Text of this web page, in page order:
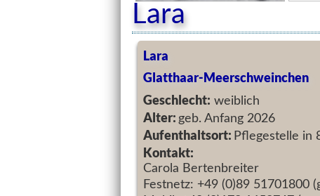
Lara
Lara
Glatthaar-Meerschweinchen
Geschlecht: weiblich
Alter: geb. Anfang 2026
Aufenthaltsort: Pflegestelle in
Kontakt:
Carola Bertenbreiter
Festnetz: +49 (0)89 51701800